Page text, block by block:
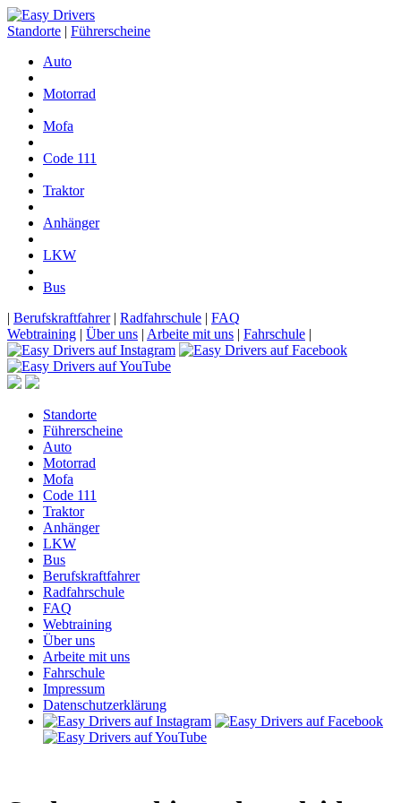
Standorte | Führerscheine
Auto
Motorrad
Mofa
Code 111
Traktor
Anhänger
LKW
Bus
| Berufskraftfahrer| Radfahrschule | FAQ
Webtraining | Über uns | Arbeite mit uns | Fahrschule |
Standorte
Führerscheine
Auto
Motorrad
Mofa
Code 111
Traktor
Anhänger
LKW
Bus
Berufskraftfahrer
Radfahrschule
FAQ
Webtraining
Über uns
Arbeite mit uns
Fahrschule
Impressum
Datenschutzerklärung